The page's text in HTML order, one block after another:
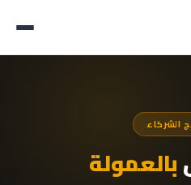
الشركاء
بالعمولة